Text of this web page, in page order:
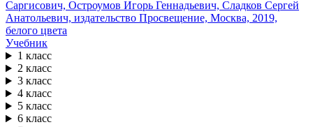
Учебник
1 класс
2 класс
3 класс
4 класс
5 класс
6 класс